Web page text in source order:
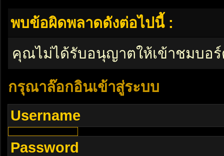
พบข้อผิดพลาดดังต่อไปนี้ :
คุณไม่ได้รับอนุญาตให้เข้าชมบอ
กรุณาล๊อกอินเข้าสู่ระบบ
Username
Password